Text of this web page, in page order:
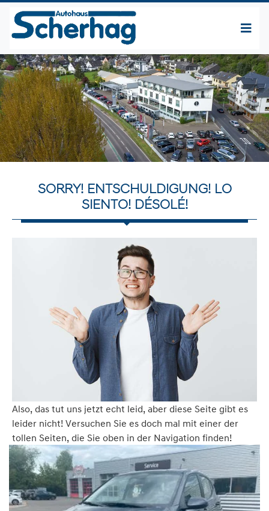
SORRY! ENTSCHULDIGUNG! LO
SIENTO! DÉSOLÉ!
Also, das tut uns jetzt echt leid, aber diese Seite gibt es
leider nicht! Versuchen Sie es doch mal mit einer der
tollen Seiten, die Sie oben in der Navigation finden!